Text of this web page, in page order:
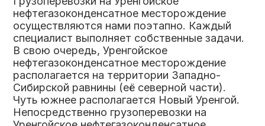
нефтегазоконденсатное месторождение
осуществляются нами поэтапно. Каждый
специалист выполняет собственные задачи.
В свою очередь, Уренгойское
нефтегазоконденсатное месторождение
располагается на территории Западно-
Сибирской равнины (её северной части).
Чуть южнее располагается Новый Уренгой.
Непосредственно грузоперевозки на